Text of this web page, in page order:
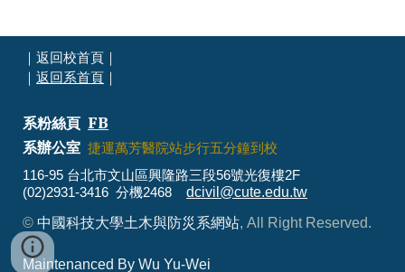
｜返回校首頁
｜返回系首頁
系粉絲頁 FB
系辦公室捷運萬芳醫院站步行五分鐘到校
116-95 台北市文山區興隆路三段56號光復樓2F
(02)2931-3416 分機2468dcivil@cute.edu.tw
©中國科技大學土木與防災系網站, All Right Reserved.
Maintenanced ByWu Yu-Wei